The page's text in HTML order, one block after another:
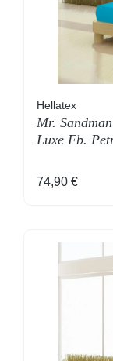
Hellatex
Mr.
Luxe Fb.
Regulärer
74,90 €